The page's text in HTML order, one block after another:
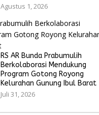
Agustus 1, 2026
RS AR Bunda Prabumulih
Berkolaborasi Mendukung
Program Gotong Royong
Kelurahan Gunung Ibul Barat
Juli 31, 2026